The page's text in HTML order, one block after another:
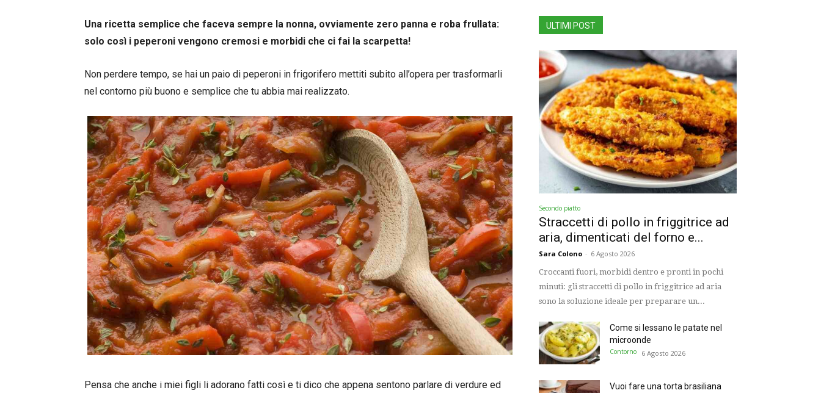
Una ricetta semplice che faceva sempre la nonna, ovviamente zero panna e roba frullata:
solo così i peperoni vengono cremosi e morbidi che ci fai la scarpetta!
Non perdere tempo, se hai un paio di peperoni in frigorifero mettiti subito all’opera per trasformarli
nel contorno più buono e semplice che tu abbia mai realizzato.
Pensa che anche i miei figli li adorano fatti così e ti dico che appena sentono parlare di verdure ed
ULTIMI POST
Secondo piatto
Straccetti di pollo in friggitrice ad
aria, dimenticati del forno e...
Sara Colono - 6 Agosto 2026
Croccanti fuori, morbidi dentro e pronti in pochi
minuti: gli straccetti di pollo in friggitrice ad aria
sono la soluzione ideale per preparare un...
Come si lessano le patate nel
microonde
Contorno 6 Agosto 2026
Vuoi fare una torta brasiliana